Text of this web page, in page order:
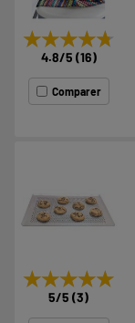
★★★★★
★★★★★
4.8/5 (16)
Comparer
★★★★★
★★★★★
5/5 (3)